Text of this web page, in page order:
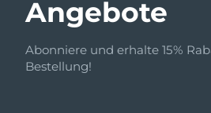
Angebote
Abonniere und erhalte 15%
Bestellung!